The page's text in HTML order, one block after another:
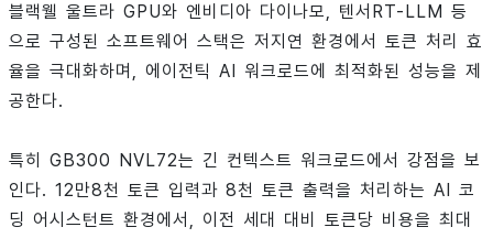
블랙웰 울트라 GPU와 엔비디아 다이나모, 텐서RT-LLM 등
으로 구성된 소프트웨어 스택은 저지연 환경에서 토큰 처리 효
율을 극대화하며, 에이전틱 AI 워크로드에 최적화된 성능을 제
공한다.
특히 GB300 NVL72는 긴 컨텍스트 워크로드에서 강점을 보
인다. 12만8천 토큰 입력과 8천 토큰 출력을 처리하는 AI 코
딩 어시스턴트 환경에서, 이전 세대 대비 토큰당 비용을 최대